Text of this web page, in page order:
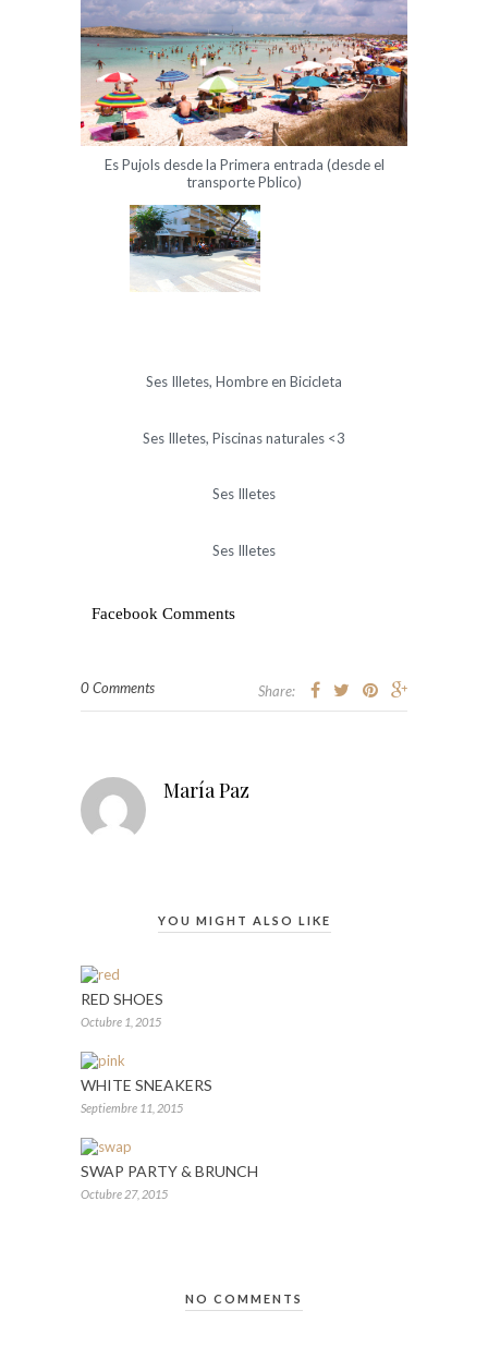
Es Pujols desde la Primera entrada (desde el
transporte Pblico)
Ses Illetes, Hombre en Bicicleta
Ses Illetes, Piscinas naturales <3
Ses Illetes
Ses Illetes
Facebook Comments
0 Comments Share:
María Paz
YOU MIGHT ALSO LIKE
RED SHOES
Octubre 1, 2015
WHITE SNEAKERS
Septiembre 11, 2015
SWAP PARTY & BRUNCH
Octubre 27, 2015
NO COMMENTS